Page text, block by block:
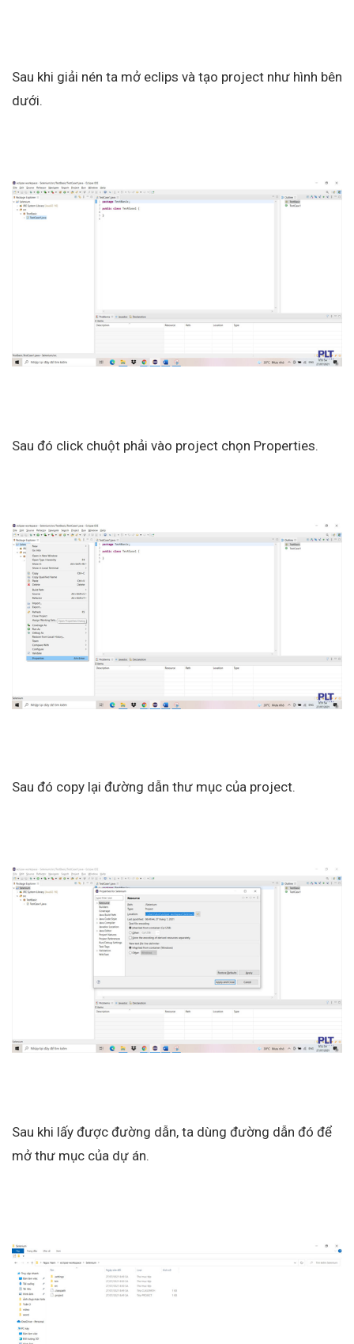
Sau khi giải nén ta mở eclips và tạo project như hình bên
dưới.
Sau đó click chuột phải vào project chọn Properties.
Sau đó copy lại đường dẫn thư mục của project.
Sau khi lấy được đường dẫn, ta dùng đường dẫn đó để
mở thư mục của dự án.